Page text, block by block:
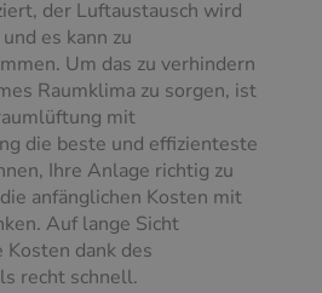
der Luftaustausch wird
es kann zu
Um das zu verhindern
Raumklima zu sorgen, ist
mit
die beste und effizienteste
Ihre Anlage richtig zu
anfänglichen Kosten mit
Auf lange Sicht
dank des
recht schnell.